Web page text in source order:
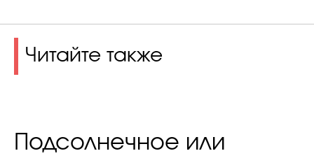
Читайте также
Подсолнечное или